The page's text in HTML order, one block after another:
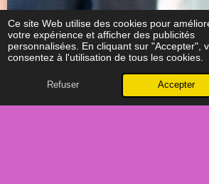
Ce site Web utilise des cookies pour
votre expérience et afficher des publicités
personnalisées. En cliquant sur "Accepter",
consentez à l'utilisation de tous les cookies.
Refuser Accepter
E-mail Téléphone Carte